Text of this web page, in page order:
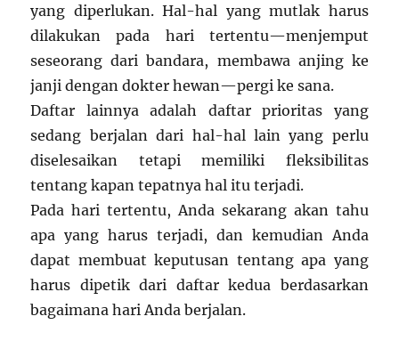
yang diperlukan. Hal-hal yang mutlak harus
dilakukan pada hari tertentu—menjemput
seseorang dari bandara, membawa anjing ke
janji dengan dokter hewan—pergi ke sana.
Daftar lainnya adalah daftar prioritas yang
sedang berjalan dari hal-hal lain yang perlu
diselesaikan tetapi memiliki fleksibilitas
tentang kapan tepatnya hal itu terjadi.
Pada hari tertentu, Anda sekarang akan tahu
apa yang harus terjadi, dan kemudian Anda
dapat membuat keputusan tentang apa yang
harus dipetik dari daftar kedua berdasarkan
bagaimana hari Anda berjalan.